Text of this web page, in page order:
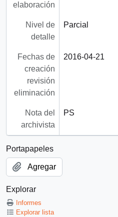
elaboración
Nivel de
detalle
Parcial
Fechas de
creación
revisión
eliminación
2016-04-21
Nota del
archivista
PS
Portapapeles
Agregar
Explorar
Informes
Explorar lista